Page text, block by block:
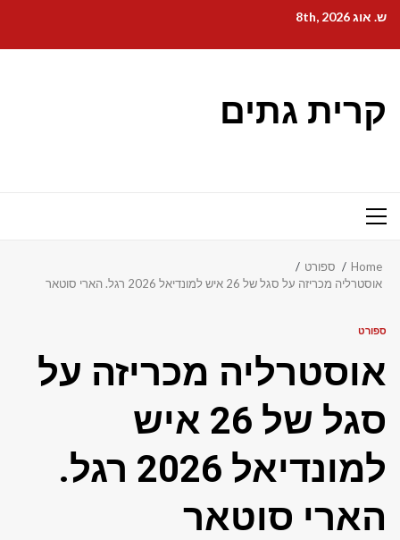
content
ש. אוג 8th, 2026
קרית גתים
Primary
Home
ספורט
אוסטרליה מכריזה על סגל של 26 איש למונדיאל 2026 רגל. הארי סוטאר
ספורט
אוסטרליה מכריזה על
סגל של 26 איש
למונדיאל 2026 רגל.
הארי סוטאר